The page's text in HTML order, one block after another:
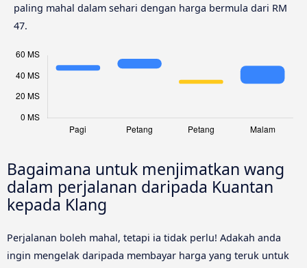
paling mahal dalam sehari dengan harga bermula dari RM
47.
Bagaimana untuk menjimatkan wang
dalam perjalanan daripada Kuantan
kepada Klang
Perjalanan boleh mahal, tetapi ia tidak perlu! Adakah anda
ingin mengelak daripada membayar harga yang teruk untuk